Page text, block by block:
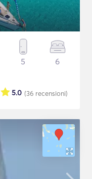
5 6
(36 recensioni)
5.0